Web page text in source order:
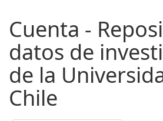
Cuenta -
datos de
de la
Chile